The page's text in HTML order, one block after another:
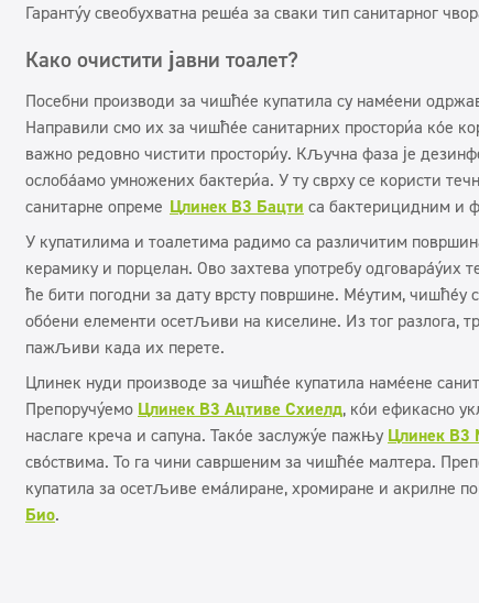
Гарантују свеобухватна решења за сваки тип санитарног
Како очистити јавни тоалет?
Посебни производи за чишћење купатила су намењени
Направили смо их за чишћење санитарних просторија које
важно редовно чистити просторију. Кључна фаза је
ослобађамо умножених бактерија. У ту сврху се користи
санитарне опреме Цлинек В3 Бацти са бактерицидним и
У купатилима и тоалетима радимо са различитим
керамику и порцелан. Ово захтева употребу одговарајућих
ће бити погодни за дату врсту површине. Међутим,
обојени елементи осетљиви на киселине. Из тог разлога,
пажљиви када их перете.
Цлинек нуди производе за чишћење купатила намењене
Препоручујемо Цлинек В3 Ацтиве Схиелд, који ефикасно
наслаге креча и сапуна. Такође заслужује пажњу Цлинек В3
својствима. То га чини савршеним за чишћење малтера.
купатила за осетљиве емајлиране, хромиране и акрилне
Био.